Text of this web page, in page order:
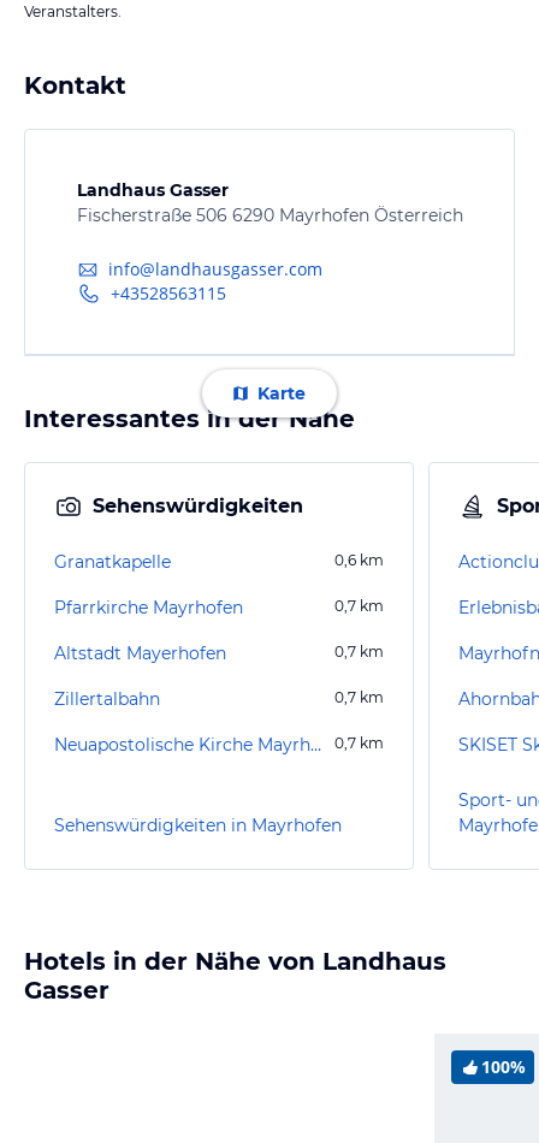
Veranstalters.
Kontakt
Landhaus Gasser
Fischerstraße 506 6290 Mayrhofen Österreich
info@landhausgasser.com
+43528563115
Karte
Interessantes in der Nähe
Sehenswürdigkeiten
Granatkapelle 0,6 km
Pfarrkirche Mayrhofen 0,7 km
Altstadt Mayerhofen 0,7 km
Zillertalbahn 0,7 km
Neuapostolische Kirche Mayrhofen 0,7 km
Sehenswürdigkeiten in Mayrhofen
SKISET
Sport-
Hotels in der Nähe von Landhaus
Gasser
100%